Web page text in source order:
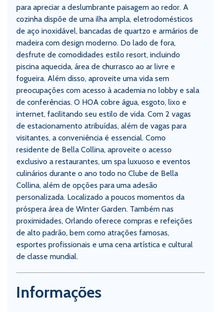
para apreciar a deslumbrante paisagem ao redor. A
cozinha dispõe de uma ilha ampla, eletrodomésticos
de aço inoxidável, bancadas de quartzo e armários de
madeira com design moderno. Do lado de fora,
desfrute de comodidades estilo resort, incluindo
piscina aquecida, área de churrasco ao ar livre e
fogueira. Além disso, aproveite uma vida sem
preocupações com acesso à academia no lobby e sala
de conferências. O HOA cobre água, esgoto, lixo e
internet, facilitando seu estilo de vida. Com 2 vagas
de estacionamento atribuídas, além de vagas para
visitantes, a conveniência é essencial. Como
residente de Bella Collina, aproveite o acesso
exclusivo a restaurantes, um spa luxuoso e eventos
culinários durante o ano todo no Clube de Bella
Collina, além de opções para uma adesão
personalizada. Localizado a poucos momentos da
próspera área de Winter Garden. Também nas
proximidades, Orlando oferece compras e refeições
de alto padrão, bem como atrações famosas,
esportes profissionais e uma cena artística e cultural
de classe mundial.
Informações